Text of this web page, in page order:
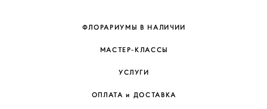
ФЛОРАРИУМЫ В НАЛИЧИИ
МАСТЕР-КЛАССЫ
УСЛУГИ
ОПЛАТА и ДОСТАВКА